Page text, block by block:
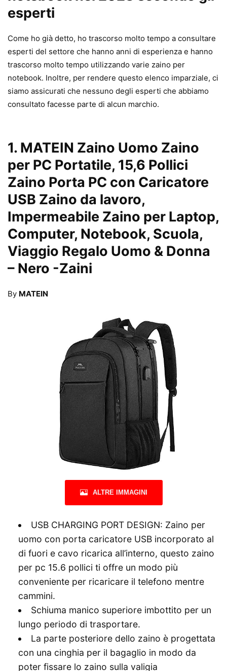
esperti
Come ho già detto, ho trascorso molto tempo a consultare
esperti del settore che hanno anni di esperienza e hanno
trascorso molto tempo utilizzando varie zaino per
notebook. Inoltre, per rendere questo elenco imparziale, ci
siamo assicurati che nessuno degli esperti che abbiamo
consultato facesse parte di alcun marchio.
1. MATEIN Zaino Uomo Zaino
per PC Portatile, 15,6 Pollici
Zaino Porta PC con Caricatore
USB Zaino da lavoro,
Impermeabile Zaino per Laptop,
Computer, Notebook, Scuola,
Viaggio Regalo Uomo & Donna
– Nero -Zaini
By MATEIN
ALTRE IMMAGINI
USB CHARGING PORT DESIGN: Zaino per
uomo con porta caricatore USB incorporato al
di fuori e cavo ricarica all’interno, questo zaino
per pc 15.6 pollici ti offre un modo più
conveniente per ricaricare il telefono mentre
cammini.
Schiuma manico superiore imbottito per un
lungo periodo di trasportare.
La parte posteriore dello zaino è progettata
con una cinghia per il bagaglio in modo da
poter fissare lo zaino sulla valigia